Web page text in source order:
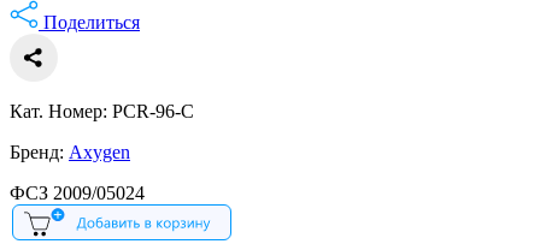
Поделиться
Кат. Номер: PCR-96-C
Бренд: Axygen
ФСЗ 2009/05024